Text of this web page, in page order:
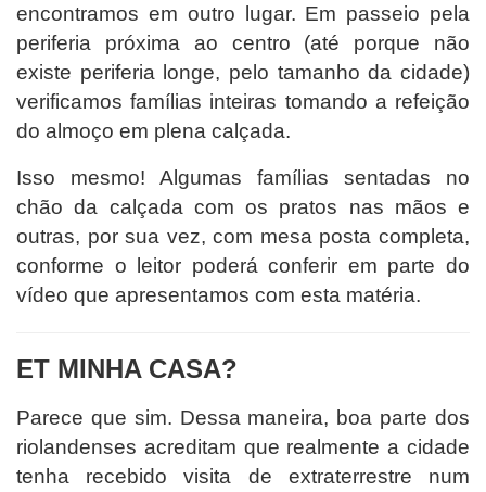
encontramos em outro lugar. Em passeio pela
periferia próxima ao centro (até porque não
existe periferia longe, pelo tamanho da cidade)
verificamos famílias inteiras tomando a refeição
do almoço em plena calçada.
Isso mesmo! Algumas famílias sentadas no
chão da calçada com os pratos nas mãos e
outras, por sua vez, com mesa posta completa,
conforme o leitor poderá conferir em parte do
vídeo que apresentamos com esta matéria.
ET MINHA CASA?
Parece que sim. Dessa maneira, boa parte dos
riolandenses acreditam que realmente a cidade
tenha recebido visita de extraterrestre num